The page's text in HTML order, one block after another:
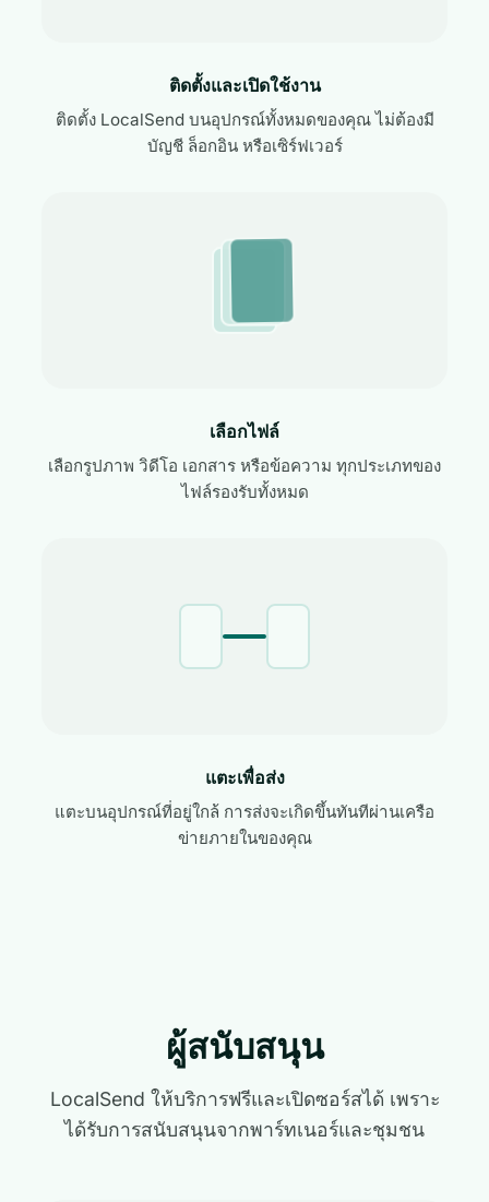
ติดตั้งและเปิดใช้งาน
ติดตั้ง LocalSend บนอุปกรณ์ทั้งหมดของคุณ ไม่ต้องมี
บัญชี ล็อกอิน หรือเซิร์ฟเวอร์
เลือกไฟล์
เลือกรูปภาพ วิดีโอ เอกสาร หรือข้อความ ทุกประเภทของ
ไฟล์รองรับทั้งหมด
แตะเพื่อส่ง
แตะบนอุปกรณ์ที่อยู่ใกล้ การส่งจะเกิดขึ้นทันทีผ่านเครือ
ข่ายภายในของคุณ
ผู้สนับสนุน
LocalSend ให้บริการฟรีและเปิดซอร์สได้ เพราะ
ได้รับการสนับสนุนจากพาร์ทเนอร์และชุมชน